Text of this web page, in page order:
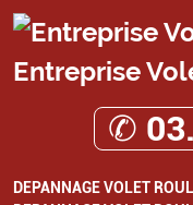
Entreprise
✆
DEPANNAGE VOLET